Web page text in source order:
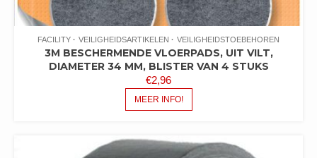
FACILITY VEILIGHEIDSARTIKELEN VEILIGHEIDSTOEBEHOREN
3M BESCHERMENDE VLOERPADS, UIT VILT,
DIAMETER 34 MM, BLISTER VAN 4 STUKS
€2,96
MEER INFO!